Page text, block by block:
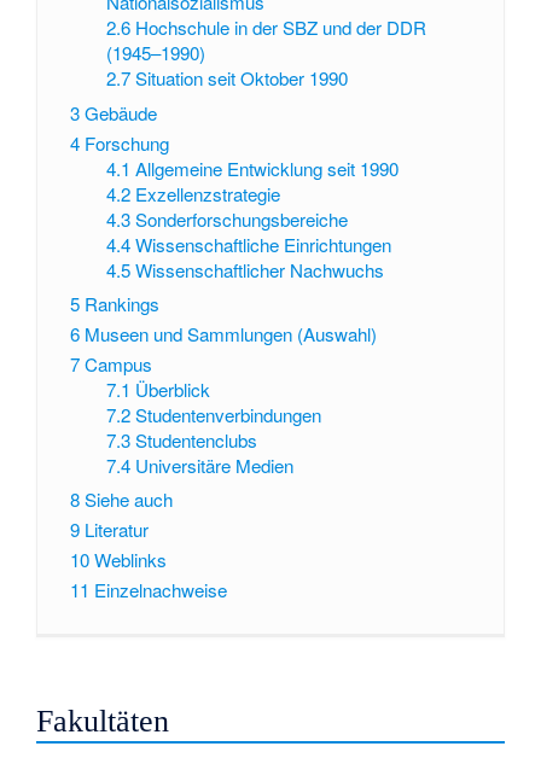
2.6 Hochschule in der SBZ und der DDR
(1945–1990)
2.7 Situation seit Oktober 1990
3Gebäude
4 Forschung
4.1 Allgemeine Entwicklung seit 1990
4.2 Exzellenzstrategie
4.3 Sonderforschungsbereiche
4.4 Wissenschaftliche Einrichtungen
4.5 Wissenschaftlicher Nachwuchs
5 Rankings
6 Museen und Sammlungen (Auswahl)
7Campus
7.1 Überblick
7.2 Studentenverbindungen
7.3 Studentenclubs
7.4 Universitäre Medien
8Siehe auch
9 Literatur
10Weblinks
11 Einzelnachweise
Fakultäten